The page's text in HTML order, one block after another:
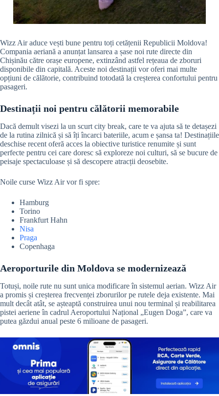
Wizz Air aduce vești bune pentru toți cetățenii Republicii Moldova!
Compania aeriană a anunțat lansarea a șase noi rute directe din
Chișinău către orașe europene, extinzând astfel rețeaua de zboruri
disponibile din capitală. Aceste noi destinații vor oferi mai multe
opțiuni de călătorie, contribuind totodată la creșterea confortului pentru
pasageri.
Destinații noi pentru călătorii memorabile
Dacă demult visezi la un scurt city break, care te va ajuta să te detașezi
de la rutina zilnică și să îți încarci bateriile, acum e șansa ta! Destinațiile
deschise recent oferă acces la obiective turistice renumite și sunt
perfecte pentru cei care doresc să exploreze noi culturi, să se bucure de
peisaje spectaculoase și să descopere atracții deosebite.
Noile curse Wizz Air vor fi spre:
Hamburg
Torino
Frankfurt Hahn
Nisa
Praga
Copenhaga
Aeroporturile din Moldova se modernizează
Totuși, noile rute nu sunt unica modificare în sistemul aerian. Wizz Air
a promis și creșterea frecvenței zborurilor pe rutele deja existente. Mai
mult decât atât, se așteaptă construirea unui nou terminal și reabilitarea
pistei aeriene în cadrul Aeroportului Național „Eugen Doga”, care va
putea găzdui anual peste 6 milioane de pasageri.